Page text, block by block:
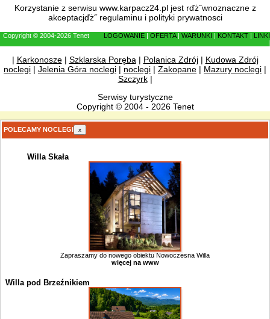
Korzystanie z serwisu www.karpacz24.pl jest rďż˝wnoznaczne z
akceptacjďż˝ regulaminu i polityki prywatnosci
Copyright © 2004-2026 Tenet LOGOWANIE OFERTA| WARUNKI KONTAKT
LINKI
| Karkonosze| Szklarska Poręba| Polanica Zdrój| Kudowa Zdrój
noclegi | Jelenia Góra noclegi | noclegi | Zakopane | Mazury noclegi |
Szczyrk|
Serwisy turystyczne
Copyright © 2004 - 2026 Tenet
POLECAMY NOCLEGI x
Willa Skała
Zapraszamy do nowego obiektu Nowoczesna Willa
więcej na www
Willa pod Brzeźnikiem